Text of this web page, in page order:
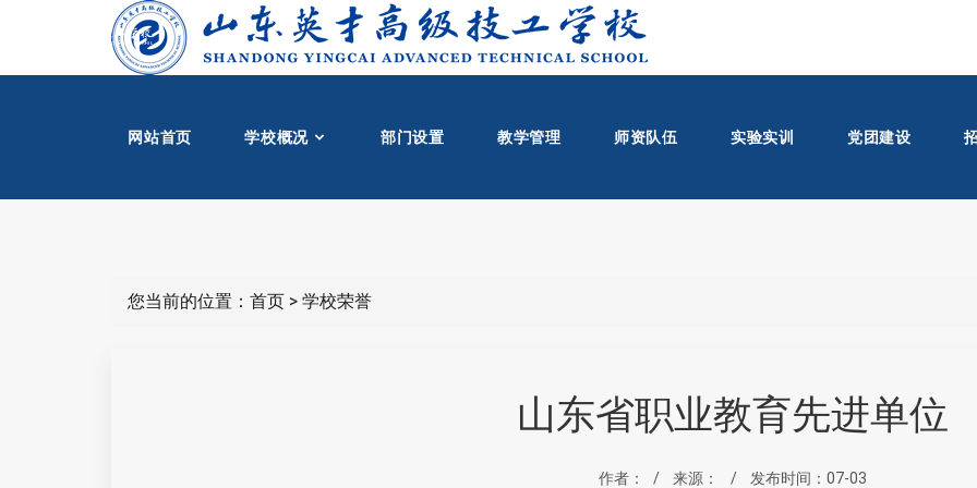
网站首页 学校概况 部门设置 教学管理 师资队伍 实验实训 党团建设
您当前的位置： 首页 > 学校荣誉
山东省职业教育先进单位
作者： 来源： 发布时间：07-03